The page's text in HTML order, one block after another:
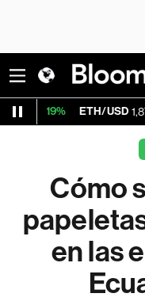
1,876.615 +0.07%
Cómo
en las